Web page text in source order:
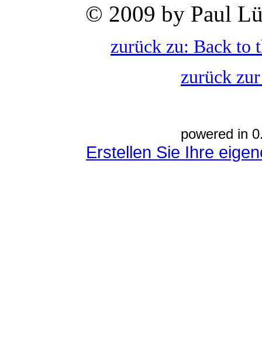
© 2009 by Paul
zurück zu: Back to
zurück
powered in
Erstellen Sie Ihre